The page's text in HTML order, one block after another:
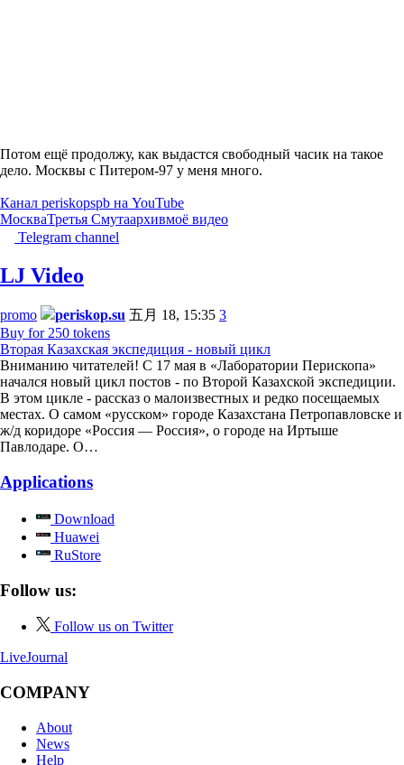
Потом ещё продолжу, как выдастся свободный часик на такое
дело. Москвы с Питером-97 у меня много.
Канал periskopspb на YouTube
МоскваТретья Смутаархивмоё видео
Telegram channel
LJ Video
promo periskop.su 五月 18, 15:35 3
Buy for 250 tokens
Вторая Казахская экспедиция - новый цикл
Вниманию читателей! С 17 мая в «Лаборатории Перископа»
начался новый цикл постов - по Второй Казахской экспедиции.
В этом цикле - рассказ о малоизвестных и редко посещаемых
местах. О самом «русском» городе Казахстана Петропавловске и
ж/д коридоре «Россия — Россия», о городе на Иртыше
Павлодаре. О…
Applications
Download
Huawei
RuStore
Follow us:
Follow us on Twitter
LiveJournal
COMPANY
About
News
Help